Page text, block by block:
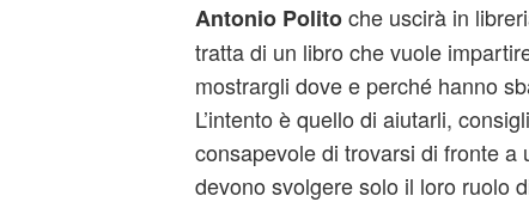
Antonio Politoche uscirà in
tratta di un libro che vuole
mostrargli dove e perché hanno
L’intento è quello di aiutarli,
consapevole di trovarsi di fronte a
devono svolgere solo il loro ruolo